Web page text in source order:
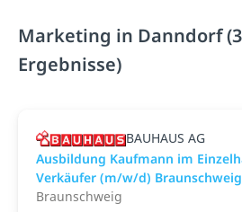
Marketing in Danndorf
Ergebnisse)
BAUHAUS AG
Ausbildung Kaufmann im
Verkäufer (m/w/d)
Braunschweig